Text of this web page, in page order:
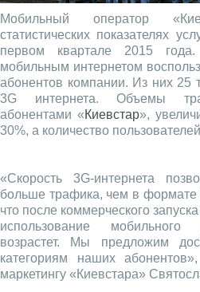
Мобильный оператор
статистических показателях
первом квартале 2015
мобильным интернетом
абонентов компании. Из них 25
3G интернета. Объемы
абонентами «Киевстар»,
30%, а количество
«Скорость 3G-интернета
больше трафика, чем в
что после коммерческого
использование мобильного
возрастет. Мы предложим
категориям наших
маркетингу «Киевстара»